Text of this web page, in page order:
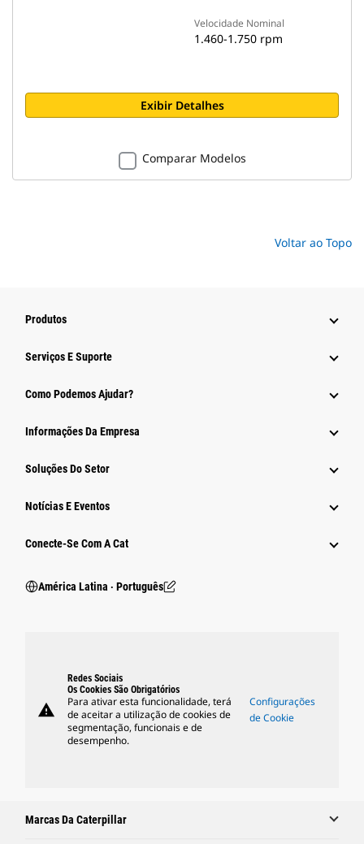
Velocidade Nominal
1.460-1.750 rpm
Exibir Detalhes
Comparar Modelos
Voltar ao Topo
Produtos
Serviços E Suporte
Como Podemos Ajudar?
Informações Da Empresa
Soluções Do Setor
Notícias E Eventos
Conecte-Se Com A Cat
América Latina ‧ Português
warning
Redes Sociais
Os Cookies São Obrigatórios
Para ativar esta funcionalidade, terá
de aceitar a utilização de cookies de
segmentação, funcionais e de
desempenho.
Configurações
de Cookie
Marcas Da Caterpillar